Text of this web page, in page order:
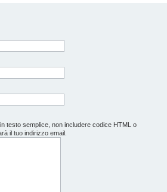
testo semplice, non includere codice HTML o
il tuo indirizzo email.